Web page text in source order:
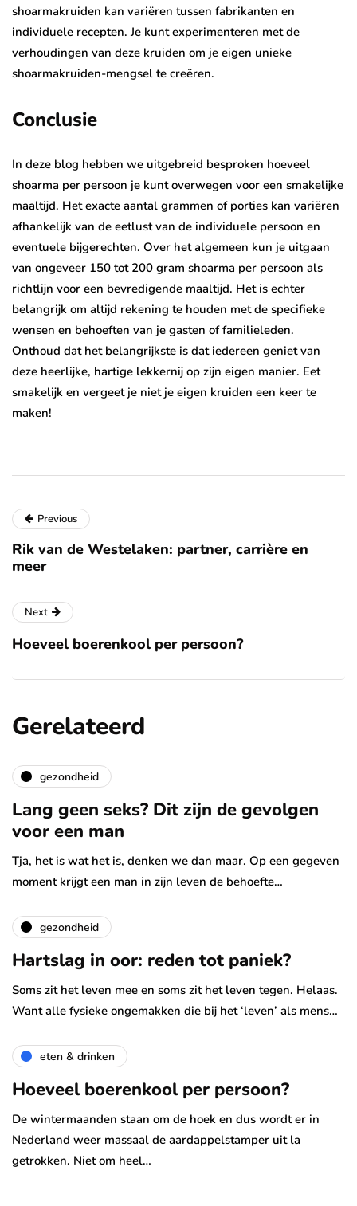
shoarmakruiden kan variëren tussen fabrikanten en
individuele recepten. Je kunt experimenteren met de
verhoudingen van deze kruiden om je eigen unieke
shoarmakruiden-mengsel te creëren.
Conclusie
In deze blog hebben we uitgebreid besproken hoeveel
shoarma per persoon je kunt overwegen voor een smakelijke
maaltijd. Het exacte aantal grammen of porties kan variëren
afhankelijk van de eetlust van de individuele persoon en
eventuele bijgerechten. Over het algemeen kun je uitgaan
van ongeveer 150 tot 200 gram shoarma per persoon als
richtlijn voor een bevredigende maaltijd. Het is echter
belangrijk om altijd rekening te houden met de specifieke
wensen en behoeften van je gasten of familieleden.
Onthoud dat het belangrijkste is dat iedereen geniet van
deze heerlijke, hartige lekkernij op zijn eigen manier. Eet
smakelijk en vergeet je niet je eigen kruiden een keer te
maken!
Previous
Rik van de Westelaken: partner, carrière en
meer
Next
Hoeveel boerenkool per persoon?
Gerelateerd
gezondheid
Lang geen seks? Dit zijn de gevolgen
voor een man
Tja, het is wat het is, denken we dan maar. Op een gegeven
moment krijgt een man in zijn leven de behoefte…
gezondheid
Hartslag in oor: reden tot paniek?
Soms zit het leven mee en soms zit het leven tegen. Helaas.
Want alle fysieke ongemakken die bij het ‘leven’ als mens…
eten & drinken
Hoeveel boerenkool per persoon?
De wintermaanden staan om de hoek en dus wordt er in
Nederland weer massaal de aardappelstamper uit la
getrokken. Niet om heel…